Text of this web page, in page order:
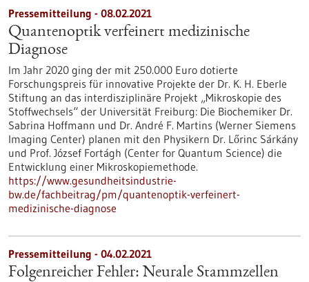
Pressemitteilung - 08.02.2021
Quantenoptik verfeinert medizinische
Diagnose
Im Jahr 2020 ging der mit 250.000 Euro dotierte
Forschungspreis für innovative Projekte der Dr. K. H. Eberle
Stiftung an das interdisziplinäre Projekt „Mikroskopie des
Stoffwechsels“ der Universität Freiburg: Die Biochemiker Dr.
Sabrina Hoffmann und Dr. André F. Martins (Werner Siemens
Imaging Center) planen mit den Physikern Dr. Lőrinc Sárkány
und Prof. József Fortágh (Center for Quantum Science) die
Entwicklung einer Mikroskopiemethode.
https://www.gesundheitsindustrie-
bw.de/fachbeitrag/pm/quantenoptik-verfeinert-
medizinische-diagnose
Pressemitteilung - 04.02.2021
Folgenreicher Fehler: Neurale Stammzellen